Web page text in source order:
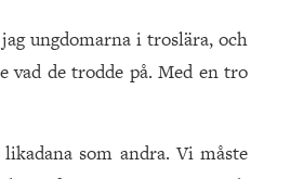
ungdomarna i troslära, och
de trodde på. Med en tro
som andra. Vi måste